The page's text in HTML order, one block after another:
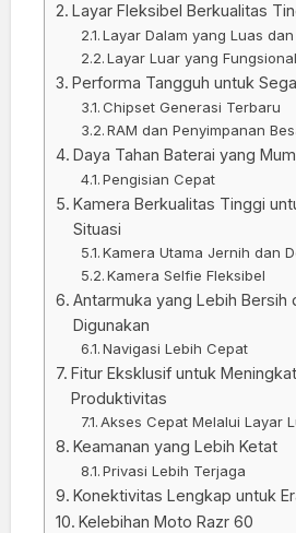
Layar Fleksibel Berkualitas
Layar Dalam yang Luas
Layar Luar yang Fungsional
Performa Tangguh untuk
Chipset Generasi Terbaru
RAM dan Penyimpanan
Daya Tahan Baterai yang
Pengisian Cepat
Kamera Berkualitas Tinggi
Situasi
Kamera Utama Jernih dan
Kamera Selfie Fleksibel
Antarmuka yang Lebih Bersih
Digunakan
Navigasi Lebih Cepat
Fitur Eksklusif untuk
Produktivitas
Akses Cepat Melalui Layar
Keamanan yang Lebih Ketat
Privasi Lebih Terjaga
Konektivitas Lengkap untuk
Kelebihan Moto Razr 60